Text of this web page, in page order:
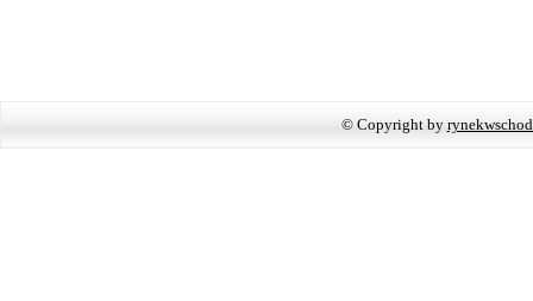
© Copyright by